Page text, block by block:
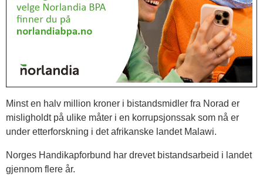
Minst en halv million kroner i bistandsmidler fra Norad er
misligholdt på ulike måter i en korrupsjonssak som nå er
under etterforskning i det afrikanske landet Malawi.
Norges Handikapforbund har drevet bistandsarbeid i landet
gjennom flere år.